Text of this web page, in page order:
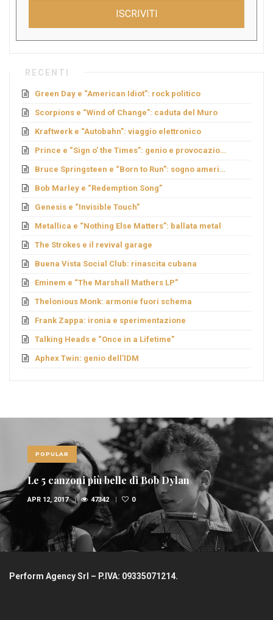
ISCRIVITI
RECENTI
Green Day e “American Idiot”: rock politico
Scorpions e “Wind of Change”: caduta del Muro
Kraftwerk e “Autobahn”: viaggio elettronico
Prince e “Sign o’ the Times”: genio e provocazione
Bruce Springsteen e “Born to Run”: sogno americano
Bob Marley e “Redemption Song”
Genesis e “Invisible Touch”
Metallica e “Nothing Else Matters”: ballata metal
The Strokes e il revival garage
Buena Vista Social Club: rinascita cubana
Eminem e “The Marshall Mathers LP”
Thelonious Monk: armonie fuori schema
Frank Zappa: ironia e sperimentazione
Talking Heads e “Once in a Lifetime”
Aphex Twin: genio dell’IDM
POPULAR
Le 5 canzoni più belle di Bob Dylan
APR 12, 2017 47342 0
Perform Agency Srl – P.IVA: 09335071214.